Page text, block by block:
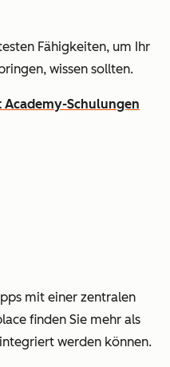
Fähigkeiten, um Ihr
wissen sollten.
Schulungen
mit einer zentralen
finden Sie mehr als
werden können.